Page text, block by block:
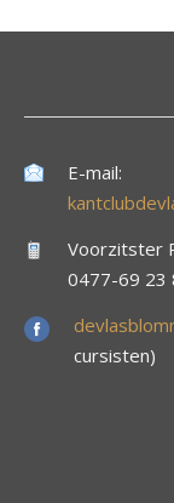
E-mail:
Voorzitster
0477-69 23
cursisten)